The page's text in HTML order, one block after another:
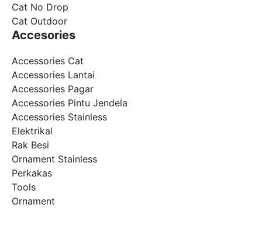
Cat No Drop
Cat Outdoor
Accesories
Accessories Cat
Accessories Lantai
Accessories Pagar
Accessories Pintu Jendela
Accessories Stainless
Elektrikal
Rak Besi
Ornament Stainless
Perkakas
Tools
Ornament